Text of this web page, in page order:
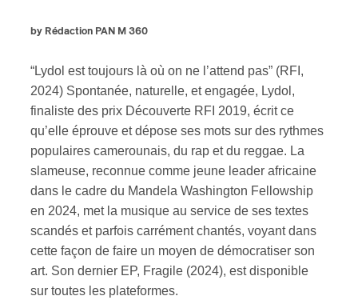
by Rédaction PAN M 360
“Lydol est toujours là où on ne l’attend pas” (RFI,
2024) Spontanée, naturelle, et engagée, Lydol,
finaliste des prix Découverte RFI 2019, écrit ce
qu’elle éprouve et dépose ses mots sur des rythmes
populaires camerounais, du rap et du reggae. La
slameuse, reconnue comme jeune leader africaine
dans le cadre du Mandela Washington Fellowship
en 2024, met la musique au service de ses textes
scandés et parfois carrément chantés, voyant dans
cette façon de faire un moyen de démocratiser son
art. Son dernier EP, Fragile (2024), est disponible
sur toutes les plateformes.